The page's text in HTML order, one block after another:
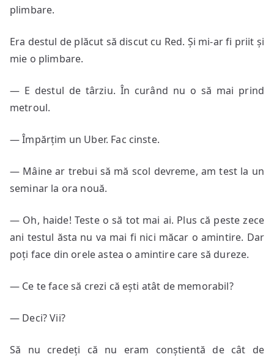
plimbare.
Era destul de plăcut să discut cu Red. Și mi-ar fi priit și
mie o plimbare.
— E destul de târziu. În curând nu o să mai prind
metroul.
— Împărțim un Uber. Fac cinste.
— Mâine ar trebui să mă scol devreme, am test la un
seminar la ora nouă.
— Oh, haide! Teste o să tot mai ai. Plus că peste zece
ani testul ăsta nu va mai fi nici măcar o amintire. Dar
poți face din orele astea o amintire care să dureze.
— Ce te face să crezi că ești atât de memorabil?
— Deci? Vii?
Să nu credeți că nu eram conștientă de cât de